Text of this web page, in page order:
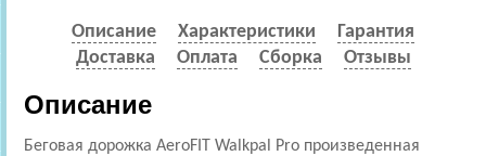
Описание Характеристики
Гарантия
Доставка
Оплата Сборка Отзывы
Описание
Беговая дорожка AeroFIT Walkpal Pro произведенная